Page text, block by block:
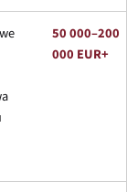
50 000–200
000 EUR+